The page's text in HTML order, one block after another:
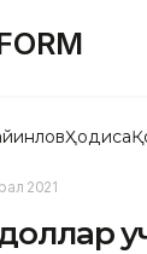
Ҳодиса
2021
доллар